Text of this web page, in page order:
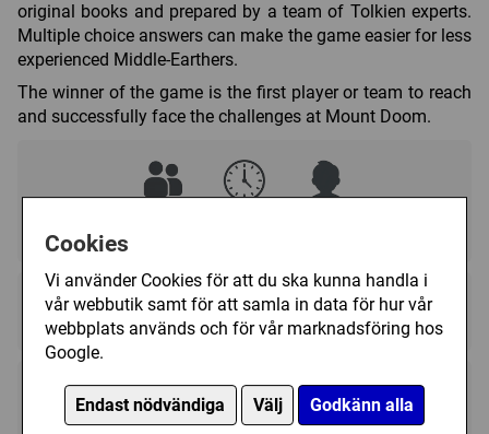
Cookies
Vi använder Cookies för att du ska kunna handla i
vår webbutik samt för att samla in data för hur vår
webbplats används och för vår marknadsföring hos
Google.
Endast nödvändiga Välj Godkänn alla
original books and prepared by a team of Tolkien experts.
Multiple choice answers can make the game easier for less
experienced Middle-Earthers.
The winner of the game is the first player or team to reach
and successfully face the challenges at Mount Doom.
Regelspråk:
★★★★★★★★★★
★★★★★★★★★★
338 kr Utgått